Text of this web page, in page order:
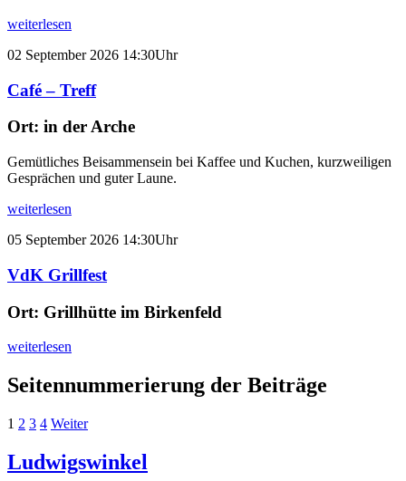
weiterlesen
02 September 2026 14:30Uhr
Café – Treff
Ort: in der Arche
Gemütliches Beisammensein bei Kaffee und Kuchen, kurzweiligen
Gesprächen und guter Laune.
weiterlesen
05 September 2026 14:30Uhr
VdK Grillfest
Ort: Grillhütte im Birkenfeld
weiterlesen
Seitennummerierung der Beiträge
1 2 3 4 Weiter
Ludwigswinkel